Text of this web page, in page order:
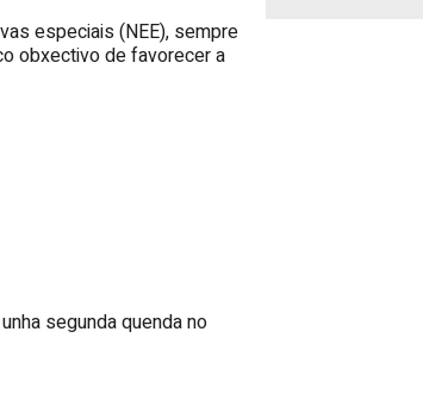
especiais (NEE), sempre
obxectivo de favorecer a
segunda quenda no